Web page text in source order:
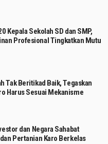
Kepala Sekolah SD dan SMP,
Profesional Tingkatkan Mutu
Tak Beritikad Baik, Tegaskan
Harus Sesuai Mekanisme
dan Negara Sahabat
Pertanian Karo Berkelas